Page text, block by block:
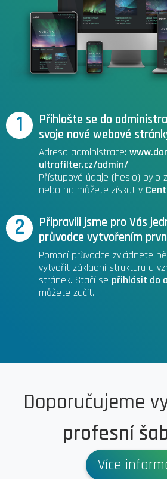
1
Přihlašte se do
svoje nové webové
Adresa administrace:
ultrafilter.cz/admin/
Přístupové údaje (heslo) bylo
nebo ho můžete získat v
2
Připravili jsme pro Vás
průvodce vytvořením
Pomocí průvodce zvládnete
vytvořit základní strukturu a
stránek. Stačí se přihlásit do
můžete začít.
Doporučujeme
profesní
Více